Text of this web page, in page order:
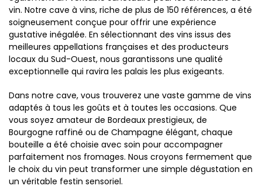
vin. Notre cave à vins, riche de plus de 150 références, a été
soigneusement conçue pour offrir une expérience
gustative inégalée. En sélectionnant des vins issus des
meilleures appellations françaises et des producteurs
locaux du Sud-Ouest, nous garantissons une qualité
exceptionnelle qui ravira les palais les plus exigeants.
Dans notre cave, vous trouverez une vaste gamme de vins
adaptés à tous les goûts et à toutes les occasions. Que
vous soyez amateur de Bordeaux prestigieux, de
Bourgogne raffiné ou de Champagne élégant, chaque
bouteille a été choisie avec soin pour accompagner
parfaitement nos fromages. Nous croyons fermement que
le choix du vin peut transformer une simple dégustation en
un véritable festin sensoriel.